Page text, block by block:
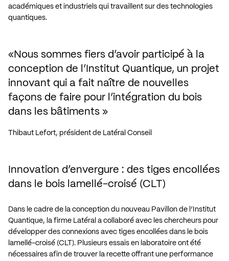
académiques et industriels qui travaillent sur des technologies
quantiques.
Nous sommes fiers d’avoir participé à la
conception de l’Institut Quantique, un projet
innovant qui a fait naître de nouvelles
façons de faire pour l’intégration du bois
dans les bâtiments
Thibaut Lefort, président de Latéral Conseil
Innovation d’envergure : des tiges encollées
dans le bois lamellé-croisé (CLT)
Dans le cadre de la conception du nouveau Pavillon de l’Institut
Quantique, la firme Latéral a collaboré avec les chercheurs pour
développer des connexions avec tiges encollées dans le bois
lamellé-croisé (CLT). Plusieurs essais en laboratoire ont été
nécessaires afin de trouver la recette offrant une performance